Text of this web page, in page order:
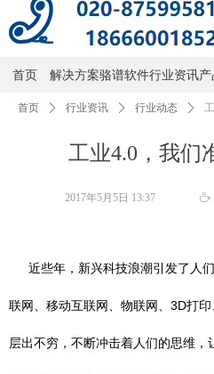
首页 解决方案骆谱软件行业资讯
工业4.0，我们
首页 ꄲ 行业资讯 ꄲ 行业动态 ꄲ
近些年，新兴科技浪潮引发了人
联网、移动互联网、物联网、3D打
层出不穷，不断冲击着人们的思维
2017年5月5日 13:37 ꄘ